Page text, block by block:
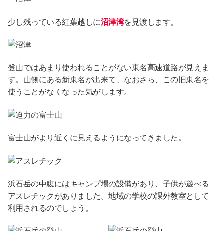
少し残っている紅葉越しに沼津湾を見渡します。
登山ではあまり使われることがない東名高速道路が見えま
す。山側にある新東名が出来て、なおさら、この旧東名を
使うことがなくなった気がします。
富士山がより近くに見えるようになってきました。
浜石岳の中腹にはキャンプ場の設備があり、子供が遊べる
アスレチックがありました。地域の学校の課外教室として
利用されるのでしょう。